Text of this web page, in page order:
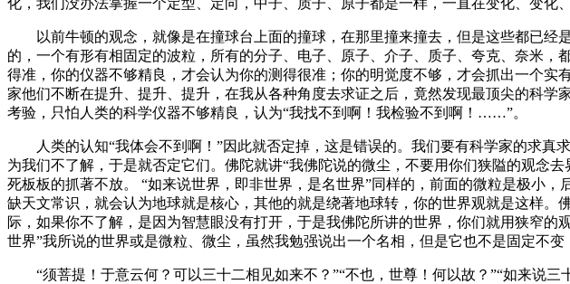
以前牛顿的观念，就像是在撞球台上面的撞球，在那里撞来撞去，但是这些都已经
的，一个有形有相固定的波粒，所有的分子、电子、原子、介子、质子、夸克、奈米
得准，你的仪器不够精良，才会认为你的测得很准；你的明觉度不够，才会抓出一个
家他们不断在提升、提升、提升，在我从各种角度去求证之后，竟然发现最顶尖的科
考验，只怕人类的科学仪器不够精良，认为“我找不到啊！我检验不到啊！……”。
人类的认知“我体会不到啊！”因此就否定掉，这是错误的。我们要有科学家的求真
为我们不了解，于是就否定它们。佛陀就讲“我佛陀说的微尘，不要用你们狭隘的观念
死板板的抓著不放。 “如来说世界，即非世界，是名世界”同样的，前面的微粒是极小
缺天文常识，就会认为地球就是核心，其他的就是绕著地球转，你的世界观就是这样
际，如果你不了解，是因为智慧眼没有打开，于是我佛陀所讲的世界，你们就用狭窄
世界”我所说的世界或是微粒、微尘，虽然我勉强说出一个名相，但是它也不是固定不变
“须菩提！于意云何？可以三十二相见如来不？”“不也，世尊！何以故？”“如来说三